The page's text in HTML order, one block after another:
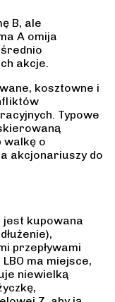
B, ale
A omija
akcje.
kosztowne i
Typowe
walkę o
akcjonariuszy do
kupowana
przepływami
ma miejsce,
niewielką